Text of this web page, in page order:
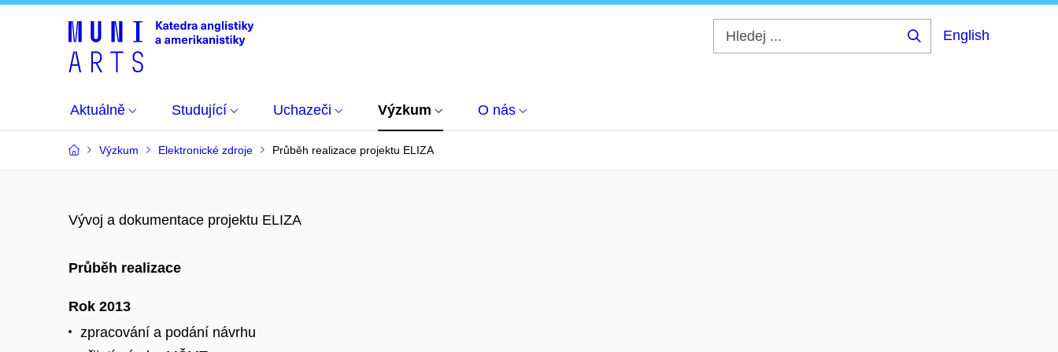
English
Aktuálně Studující Uchazeči Výzkum O nás
Výzkum Elektronické zdroje Průběh realizace projektu ELIZA
Vývoj a dokumentace projektu ELIZA
Průběh realizace
Rok 2013
zpracování a podání návrhu